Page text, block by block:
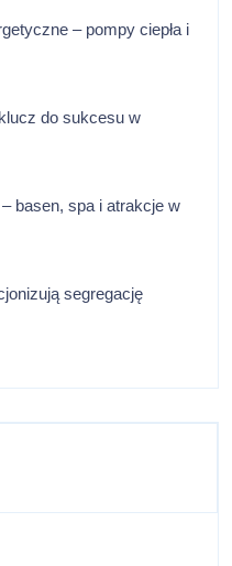
– pompy ciepła i
do sukcesu w
basen, spa i atrakcje w
segregację